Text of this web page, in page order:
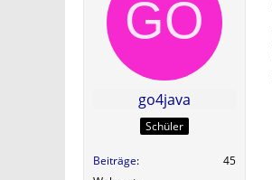
go4java
Schüler
Beiträge
45